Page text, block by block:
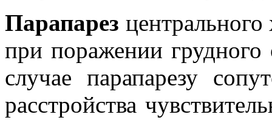
Парапарез центрального
при поражении грудного
случае парапарезу
расстройства